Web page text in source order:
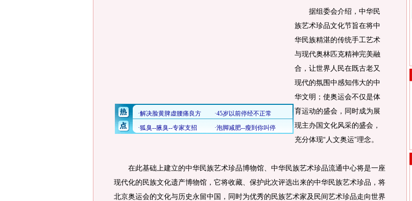
据组委会介绍，中华民
族艺术珍品文化节旨在将中
华民族精湛的传统手工艺术
与现代奥林匹克精神完美融
合，让世界人民在既古老又
现代的氛围中感知伟大的中
华文明；使奥运会不仅是体
育运动的盛会，同时成为展
现主办国文化风采的盛会，
充分体现“人文奥运”理念。
在此基础上建立的中华民族艺术珍品博物馆、中华民族艺术珍品流通中心将是一座
现代化的民族文化遗产博物馆，它将收藏、保护此次评选出来的中华民族艺术珍品，将
北京奥运会的文化与历史永留中国，同时为优秀的民族艺术家及民间艺术珍品走向世界